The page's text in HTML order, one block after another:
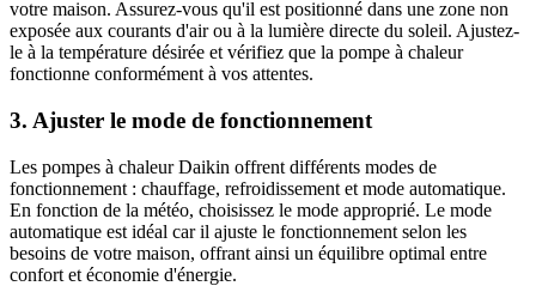
votre maison. Assurez-vous qu'il est positionné dans une zone non
exposée aux courants d'air ou à la lumière directe du soleil. Ajustez-
le à la température désirée et vérifiez que la pompe à chaleur
fonctionne conformément à vos attentes.
3. Ajuster le mode de fonctionnement
Les pompes à chaleur Daikin offrent différents modes de
fonctionnement : chauffage, refroidissement et mode automatique.
En fonction de la météo, choisissez le mode approprié. Le mode
automatique est idéal car il ajuste le fonctionnement selon les
besoins de votre maison, offrant ainsi un équilibre optimal entre
confort et économie d'énergie.